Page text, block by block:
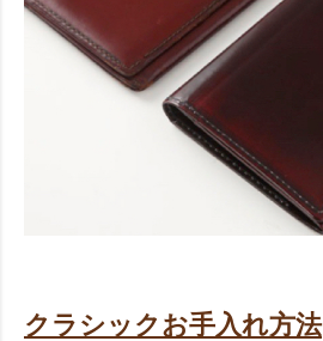
クラシックお手入れ方法